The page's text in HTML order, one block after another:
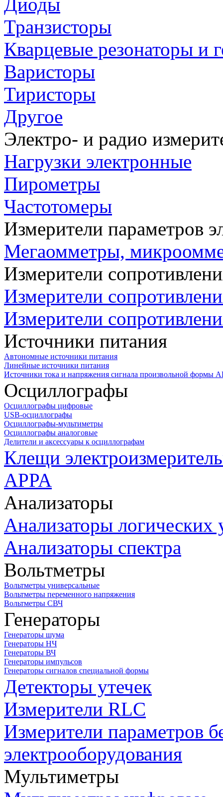
Транзисторы
Кварцевые резонаторы и
Варисторы
Тиристоры
Другое
Электро- и радио
Нагрузки электронные
Пирометры
Частотомеры
Измерители параметров
Мегаомметры,
Измерители
Измерители
Измерители
Источники питания
Автономные источники питания
Линейные источники питания
Источники тока и напряжения сигнала произвольной формы
Осциллографы
Осциллографы цифровые
USB-осциллографы
Осциллографы-мультиметры
Осциллографы аналоговые
Делители и аксессуары к осциллографам
Клещи
APPA
Анализаторы
Анализаторы логических
Анализаторы спектра
Вольтметры
Вольтметры универсальные
Вольтметры переменного напряжения
Вольтметры СВЧ
Генераторы
Генераторы шума
Генераторы НЧ
Генераторы ВЧ
Генераторы импульсов
Генераторы сигналов специальной формы
Детекторы утечек
Измерители RLC
Измерители параметров
электрооборудования
Мультиметры